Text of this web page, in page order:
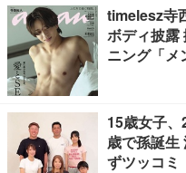
timelesz寺
ボディ披露
ニング「メ
15歳女子
歳で孫誕生
ずツッコミ